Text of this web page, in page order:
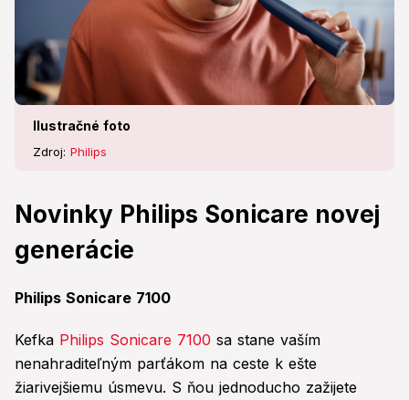
Ilustračné foto
Zdroj: Philips
Novinky Philips Sonicare novej
generácie
Philips Sonicare 7100
Kefka Philips Sonicare 7100 sa stane vaším
nenahraditeľným parťákom na ceste k ešte
žiarivejšiemu úsmevu. S ňou jednoducho zažijete